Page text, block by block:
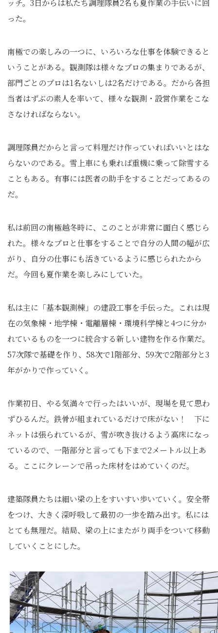
ッチ。3日からは私たち調理隊員2名も夏作業の手伝いに回
った。
南極での楽しみの一つに、いろいろな仕事を体験できると
いうことがある。観測隊は様々なプロの集まりであるが、
部門ごとのプロは1名ないしは2名だけである。だから各担
当者はずぶの素人を率いて、様々な観測・設営作業をこな
さなければならない。
調理隊員だからと言って料理だけ作っていればいいとはな
らないのである。雪上車にも乗れば重機に乗って除雪する
こともある。有事には医者の助手をすることだってあるの
だ。
私は前回の南極越冬時に、このことが非常に面白く感じら
れた。様々なプロと仕事をすることで自分の人間の幅が広
がり、自分の仕事にも活きているように感じられたから
だ。今回も夏作業を楽しみにしていた。
私は主に「基本観測棟」の建設工事を手伝った。これは現
在の気象棟・地学棟・電離層棟・環境科学棟と4つに分か
れているものを一つに統合する新しい建物を作る作業だ。
57次隊で基礎を作り、58次で1階部分、59次で2階部分と3
年がかりで作っていく。
作業初日、やる気満々で行ったはいいが、現場を見て思わ
ずひるんだ。鉄骨が組まれているだけで床がない！ 下に
ネットは張られているが、雪が吹き抜けるよう高床になっ
ているので、一階部分と言っても下まで2メートル以上あ
る。ここにクレーンで吊った床材をはめていくのだ。
建築隊員たちは細い梁の上をすいすい歩いていく。安全帯
をつけ、大きく深呼吸して最初の一歩を踏み出す。私には
とても無理だ。結局、梁の上にまたがり両手をついて移動
していくことにした。